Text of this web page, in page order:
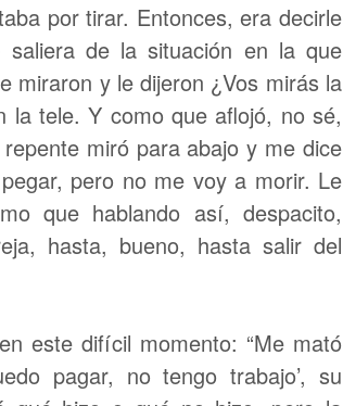
por tirar. Entonces, era decirle
de la situación en la que
miraron y le dijeron ¿Vos mirás la
tele. Y como que aflojó, no sé,
miró para abajo y me dice
pero no me voy a morir. Le
que hablando así, despacito,
hasta, bueno, hasta salir del
este difícil momento: “Me mató
pagar, no tengo trabajo’, su